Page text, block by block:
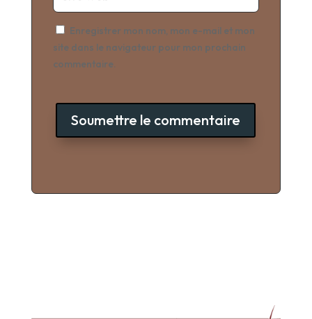
Enregistrer mon nom, mon e-mail et mon
site dans le navigateur pour mon prochain
commentaire.
Soumettre le commentaire